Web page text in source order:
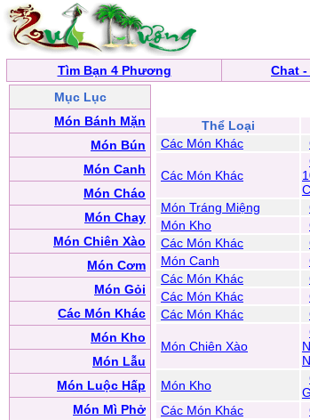
Tìm Bạn 4 Phương Chat -
Mục Lục
Món Bánh Mặn
Món Bún
Món Canh
Món Cháo
Món Chay
Món Chiên Xào
Món Cơm
Món Gỏi
Các Món Khác
Món Kho
Món Lẫu
Món Luộc Hấp
Món Mì Phở
Thể Loại
Các Món Khác
Các Món Khác
Món Tráng Miệng
Món Kho
Các Món Khác
Món Canh
Các Món Khác
Các Món Khác
Các Món Khác
Món Chiên Xào
Món Kho
Các Món Khác